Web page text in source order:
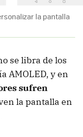
la pantalla
se libra de los
AMOLED, y en
sufren
la pantalla en